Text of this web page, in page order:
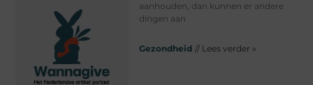
aanhouden, dan kunnen er andere
dingen aan
Gezondheid // Lees verder »